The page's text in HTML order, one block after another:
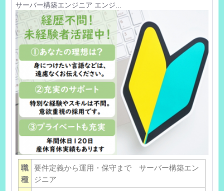
サーバー構築エンジニア エンジ...
職
種
要件定義から運用・保守まで サーバー構築エン
ジニア